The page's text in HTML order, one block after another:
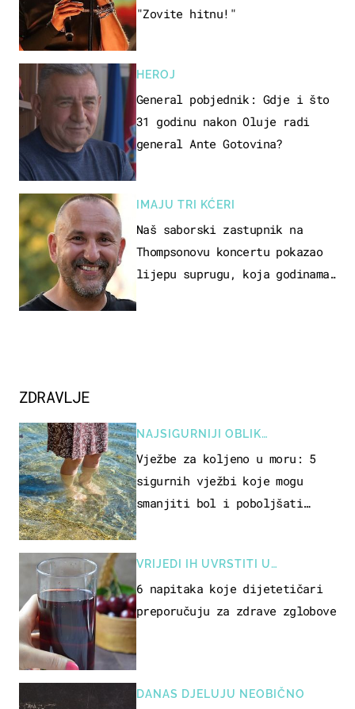
"Zovite hitnu!"
HEROJ
General pobjednik: Gdje i što
31 godinu nakon Oluje radi
general Ante Gotovina?
IMAJU TRI KĆERI
Naš saborski zastupnik na
Thompsonovu koncertu pokazao
lijepu suprugu, koja godinama
ZDRAVLJE
NAJSIGURNIJI OBLIK
REKREACIJE
Vježbe za koljeno u moru: 5
sigurnih vježbi koje mogu
smanjiti bol i poboljšati
VRIJEDI IH UVRSTITI U
PREHRANU
6 napitaka koje dijetetičari
preporučuju za zdrave zglobove
DANAS DJELUJU NEOBIČNO